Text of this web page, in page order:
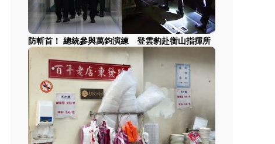
防斬首！ 總統參與萬鈞演練 登雲豹赴衡山指揮所